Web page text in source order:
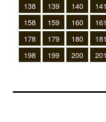
138
139 140 141
158
159 160 161
178
179 180 181
198
199 200 201